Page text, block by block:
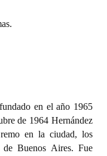
en el año 1965
de 1964 Hernández
en la ciudad, los
de Buenos Aires. Fue